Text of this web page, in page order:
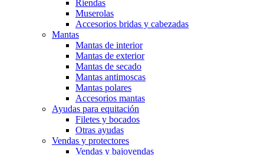
Riendas
Muserolas
Accesorios bridas y cabezadas
Mantas
Mantas de interior
Mantas de exterior
Mantas de secado
Mantas antimoscas
Mantas polares
Accesorios mantas
Ayudas para equitación
Filetes y bocados
Otras ayudas
Vendas y protectores
Vendas y bajovendas